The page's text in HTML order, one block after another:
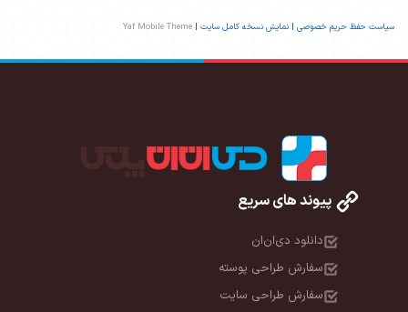
سیاست حفظ حریم خصوصی | نمایش نسخه کامل سایت |
Yaf Mobile Theme
پیوند های سریع
دانلود دی‌ان‌ان
سفارش طراحی پوسته
سفارش طراحی سایت